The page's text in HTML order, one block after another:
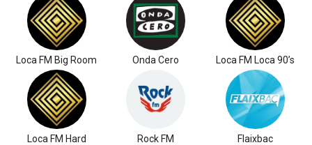
Loca FM Big Room Onda Cero Loca FM Loca 90’s
Loca FM Hard Rock FM Flaixbac